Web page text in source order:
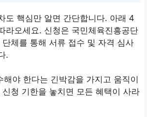
도 핵심만 알면 간단합니다. 아래 4
라오세요. 신청은 국민체육진흥공단
체를 통해 서류 접수 및 자격 심사
.
해야 한다는 긴박감을 가지고 움직이
청 기한을 놓치면 모든 혜택이 사라